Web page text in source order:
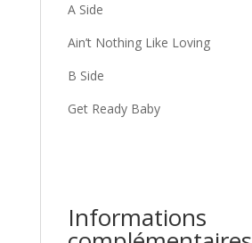
A Side
Ain’t Nothing Like Loving
B Side
Get Ready Baby
Informations